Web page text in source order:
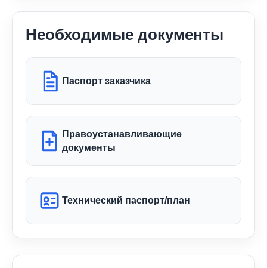
Необходимые документы
Паспорт заказчика
Правоустанавливающие
документы
Технический паспорт/план